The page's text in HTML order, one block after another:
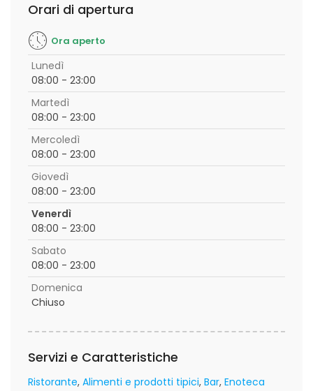
Orari di apertura
Ora aperto
Lunedì
08:00 - 23:00
Martedì
08:00 - 23:00
Mercoledì
08:00 - 23:00
Giovedì
08:00 - 23:00
Venerdì
08:00 - 23:00
Sabato
08:00 - 23:00
Domenica
Chiuso
Servizi e Caratteristiche
Ristorante Alimenti e prodotti tipici Bar Enoteca